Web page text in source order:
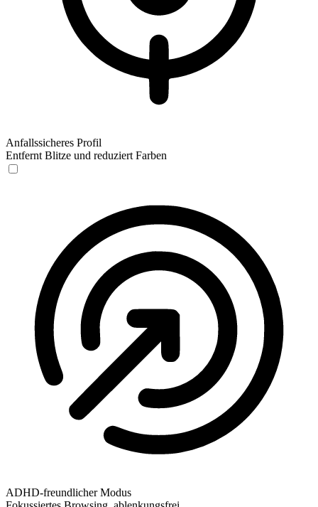
Anfallssicheres Profil
Entfernt Blitze und reduziert Farben
ADHD-freundlicher Modus